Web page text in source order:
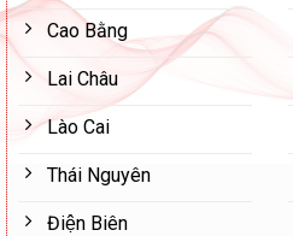
Cao Bằng
Lai Châu
Lào Cai
Thái Nguyên
Điện Biên